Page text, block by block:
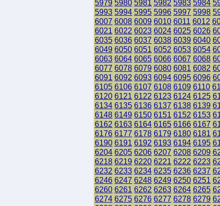
5979 5980 5981 5982 5983 5984
5993 5994 5995 5996 5997 5998
6007 6008 6009 6010 6011 6012
6021 6022 6023 6024 6025 6026
6035 6036 6037 6038 6039 6040
6049 6050 6051 6052 6053 6054
6063 6064 6065 6066 6067 6068
6077 6078 6079 6080 6081 6082
6091 6092 6093 6094 6095 6096
6105 6106 6107 6108 6109 6110
6120 6121 6122 6123 6124 6125
6134 6135 6136 6137 6138 6139
6148 6149 6150 6151 6152 6153
6162 6163 6164 6165 6166 6167
6176 6177 6178 6179 6180 6181
6190 6191 6192 6193 6194 6195
6204 6205 6206 6207 6208 6209
6218 6219 6220 6221 6222 6223
6232 6233 6234 6235 6236 6237
6246 6247 6248 6249 6250 6251
6260 6261 6262 6263 6264 6265
6274 6275 6276 6277 6278 6279